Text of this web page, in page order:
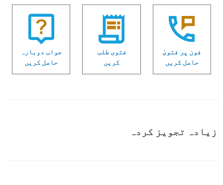
فون پر فتویٰ
حاصل کریں
فتوی طلب
کریں
جواب دوبارہ
حاصل کریں
زیادہ تجویز کردہ